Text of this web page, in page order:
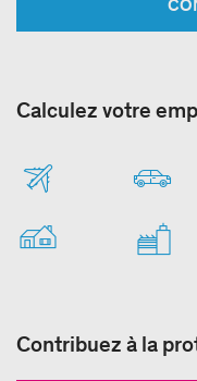
Calculez votre
Contribuez à la